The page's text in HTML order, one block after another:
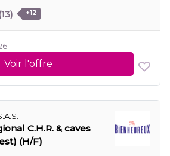
+12
Voir l'offre
C.H.R. & caves
(H/F)